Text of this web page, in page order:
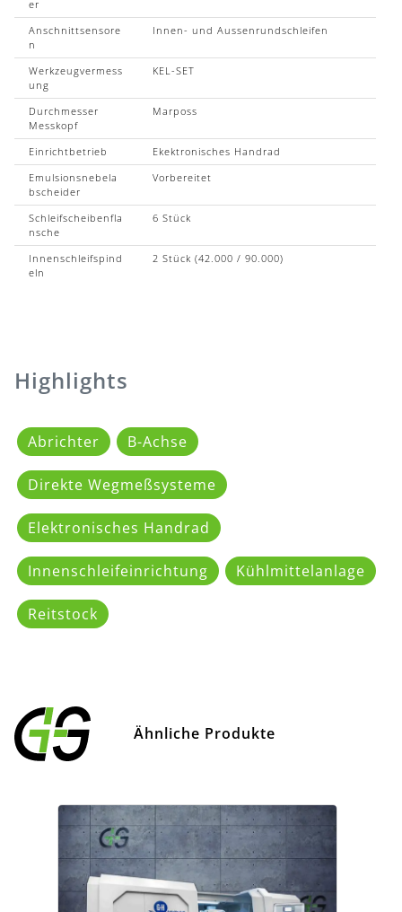
er
Anschnittsensore
n
Innen- und Aussenrundschleifen
Werkzeugvermess
ung
KEL-SET
Durchmesser
Messkopf
Marposs
Einrichtbetrieb
Ekektronisches Handrad
Emulsionsnebela
bscheider
Vorbereitet
Schleifscheibenfla
nsche
6 Stück
Innenschleifspind
eln
2 Stück (42.000 / 90.000)
Highlights
Abrichter B-Achse
Direkte Wegmeßsysteme
Elektronisches Handrad
Innenschleifeinrichtung Kühlmittelanlage
Reitstock
Ähnliche Produkte